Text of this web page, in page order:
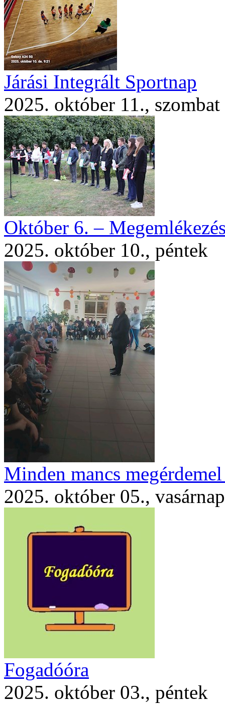
Járási Integrált Sportnap
2025. október 11., szombat
Október 6. –
2025. október 10., péntek
Minden mancs
2025. október 05., vasárnap
Fogadóóra
2025. október 03., péntek